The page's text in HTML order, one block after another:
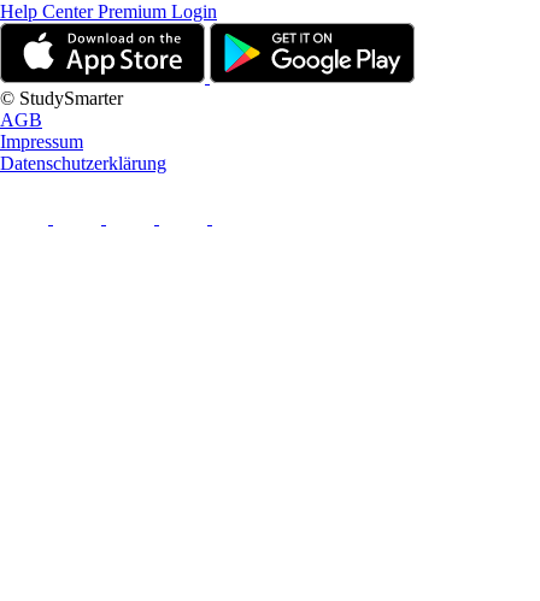
Help CenterPremium Login
© StudySmarter
AGB
Impressum
Datenschutzerklärung